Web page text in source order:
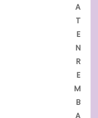
A
T
E
N
R
E
M
B